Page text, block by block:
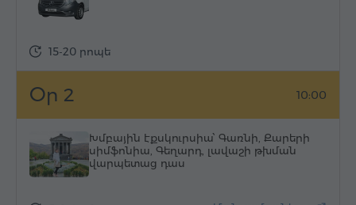
15-20 րոպե
Օր 2 10:00
Խմբային էքսկուրսիա՝ Գառնի, Քարերի
սիմֆոնիա, Գեղարդ, լավաշի թխման
վարպետաց դաս